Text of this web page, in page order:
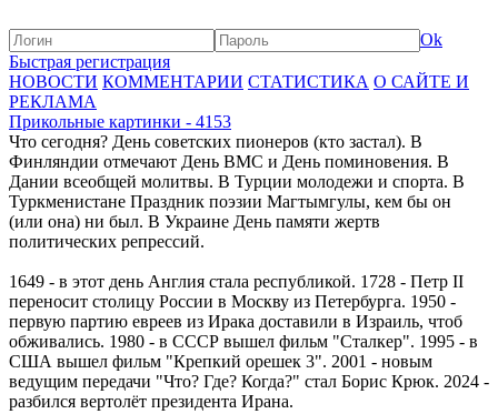
Ok
Быстрая регистрация
НОВОСТИ КОММЕНТАРИИ СТАТИСТИКА О САЙТЕ И
РЕКЛАМА
Прикольные картинки - 4153
Что сегодня? День советских пионеров (кто застал). В
Финляндии отмечают День ВМС и День поминовения. В
Дании всеобщей молитвы. В Турции молодежи и спорта. В
Туркменистане Праздник поэзии Магтымгулы, кем бы он
(или она) ни был. В Украине День памяти жертв
политических репрессий.
1649 - в этот день Англия стала республикой. 1728 - Петр II
переносит столицу России в Москву из Петербурга. 1950 -
первую партию евреев из Ирака доставили в Израиль, чтоб
обживались. 1980 - в СССР вышел фильм "Сталкер". 1995 - в
США вышел фильм "Крепкий орешек 3". 2001 - новым
ведущим передачи "Что? Где? Когда?" стал Борис Крюк. 2024 -
разбился вертолёт президента Ирана.